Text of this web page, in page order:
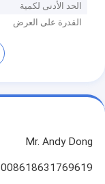
الحد الأدنى لكمية
القدرة على العرض
Mr. Andy Dong
008618631769619